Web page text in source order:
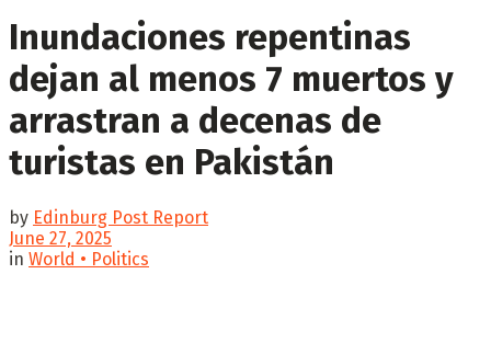
Inundaciones repentinas
dejan al menos 7 muertos y
arrastran a decenas de
turistas en Pakistán
by Edinburg Post Report
June 27, 2025
in World • Politics